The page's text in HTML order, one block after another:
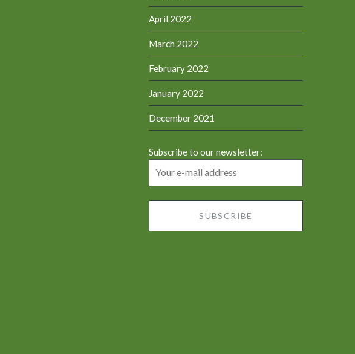
April 2022
March 2022
February 2022
January 2022
December 2021
Subscribe to our newsletter: